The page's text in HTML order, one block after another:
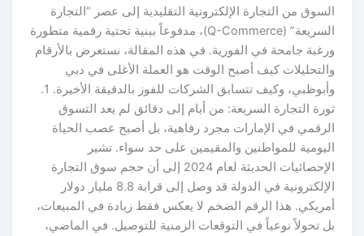
السوق من التجارة الإلكترونية التقليدية إلى عصر “التجارة
السريعة” (Q-Commerce)، مدفوعاً ببنية تحتية رقمية متطورة
ورغبة جامحة في الفورية. في هذه المقالة، نستعرض بالأرقام
والتحليلات كيف أصبح الوقت هو العملة الأغلى في دبي
وأبوظبي، وكيف تتسابق الشركات للفوز بالدقيقة الأخيرة. 1.
ثورة التجارة السريعة: من أيام إلى دقائق لم يعد التسوق
الرقمي في الإمارات مجرد رفاهية، بل أصبح عصب الحياة
اليومية للمواطنين والمقيمين على حد سواء. تشير
الإحصائيات الحديثة لعام 2024 إلى أن حجم سوق التجارة
الإلكترونية في الدولة قد وصل إلى قرابة 8.8 مليار دولار
أمريكي. هذا الرقم الضخم لا يعكس فقط زيادة في المبيعات،
بل تحولاً نوعياً في التوقعات الزمنية للتوصيل. في الماضي،